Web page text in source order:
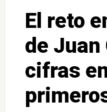
El reto
de Juan
cifras